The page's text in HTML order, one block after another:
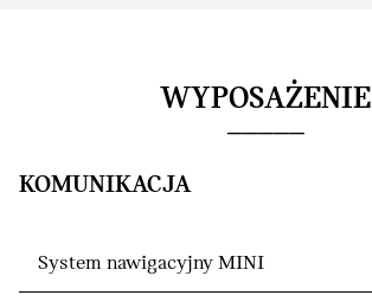
WYPOSAŻENIE
KOMUNIKACJA
System nawigacyjny MINI